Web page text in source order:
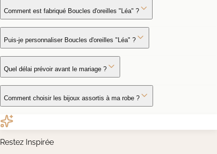
Comment est fabriqué Boucles d'oreilles "Léa" ?
Puis-je personnaliser Boucles d'oreilles "Léa" ?
Quel délai prévoir avant le mariage ?
Comment choisir les bijoux assortis à ma robe ?
Restez Inspirée